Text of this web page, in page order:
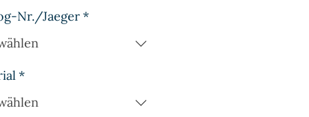
Nr./Jaeger*
*